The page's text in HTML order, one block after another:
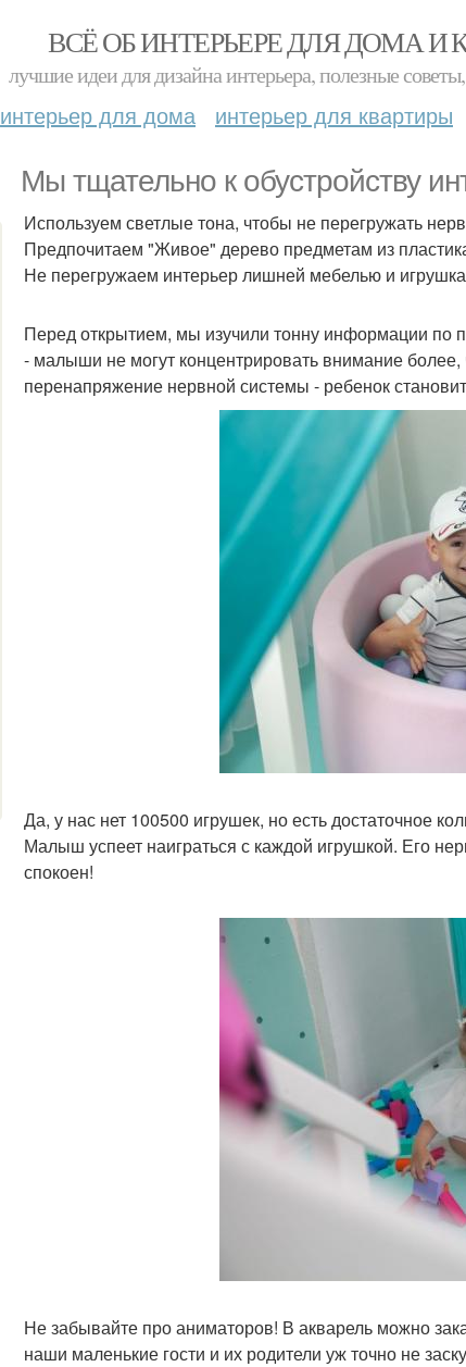
ВСЁ ОБ ИНТЕРЬЕРЕ ДЛЯ ДОМА И
лучшие идеи для дизайна интерьера, полезные
интерьер для дома интерьер для квартиры
Мы тщательно к обустройству
Используем светлые тона, чтобы не перегружать
Предпочитаем "Живое" дерево предметам из
Не перегружаем интерьер лишней мебелью и
Перед открытием, мы изучили тонну информации по
- малыши не могут концентрировать внимание
перенапряжение нервной системы - ребенок
Да, у нас нет 100500 игрушек, но есть достаточное
Малыш успеет наиграться с каждой игрушкой. Его
спокоен!
Не забывайте про аниматоров! В акварель можно
наши маленькие гости и их родители уж точно не